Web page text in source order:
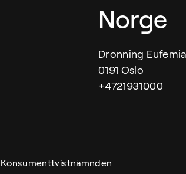
Norge
Dronning
0191 Oslo
+4721931000
Konsumenttvistnämnden